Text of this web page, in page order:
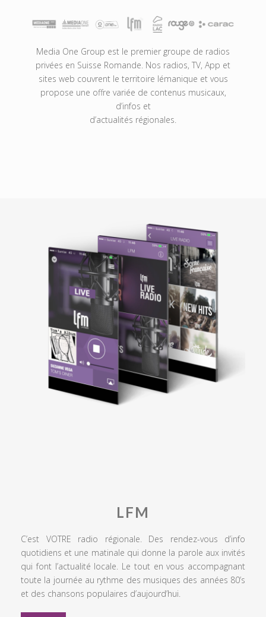
Media One Group est le premier groupe de radios
privées en Suisse Romande. Nos radios, TV, App et
sites web couvrent le territoire lémanique et vous
propose une offre variée de contenus musicaux,
d’infos et
d’actualités régionales.
LFM
C’est VOTRE radio régionale. Des rendez-vous d’info
quotidiens et une matinale qui donne la parole aux invités
qui font l’actualité locale. Le tout en vous accompagnant
toute la journée au rythme des musiques des années 80’s
et des chansons populaires d’aujourd’hui.